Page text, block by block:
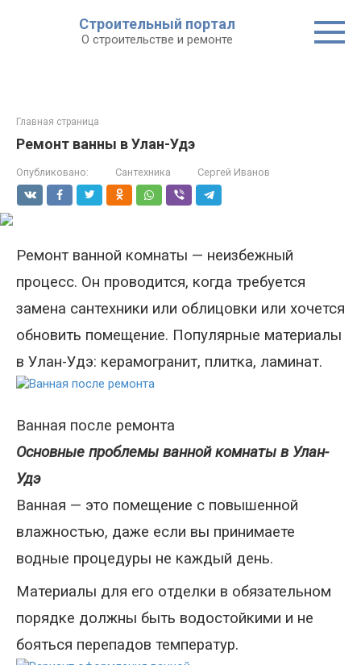
Строительный портал
О строительстве и ремонте
Главная страница
Ремонт ванны в Улан-Удэ
Опубликовано: Сантехника Сергей Иванов
Ремонт ванной комнаты — неизбежный
процесс. Он проводится, когда требуется
замена сантехники или облицовки или хочется
обновить помещение. Популярные материалы
в Улан-Удэ: керамогранит, плитка, ламинат.
Ванная после ремонта
Основные проблемы ванной комнаты в Улан-
Удэ
Ванная — это помещение с повышенной
влажностью, даже если вы принимаете
водные процедуры не каждый день.
Материалы для его отделки в обязательном
порядке должны быть водостойкими и не
бояться перепадов температур.